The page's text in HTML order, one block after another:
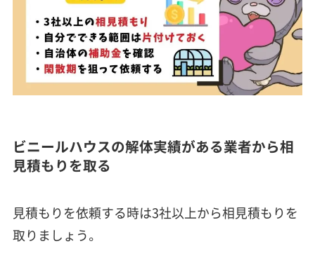
ビニールハウスの解体実績がある業者から相
見積もりを取る
見積もりを依頼する時は3社以上から相見積もりを
取りましょう。